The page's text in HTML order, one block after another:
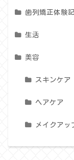
歯列矯正体験記
生活
美容
スキンケア
ヘアケア
メイクアッ